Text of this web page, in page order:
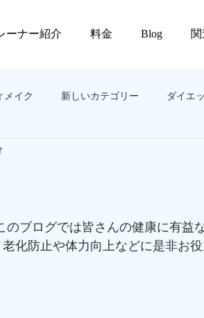
ーナー紹介 料金 Blog
メイク 新しいカテゴリー ダイエ
のブログでは皆さんの健康に有益
化防止や体力向上などに是非お